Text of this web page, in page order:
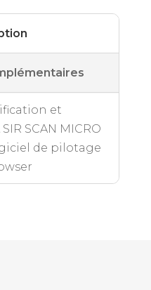
et
SCAN MICRO
de pilotage